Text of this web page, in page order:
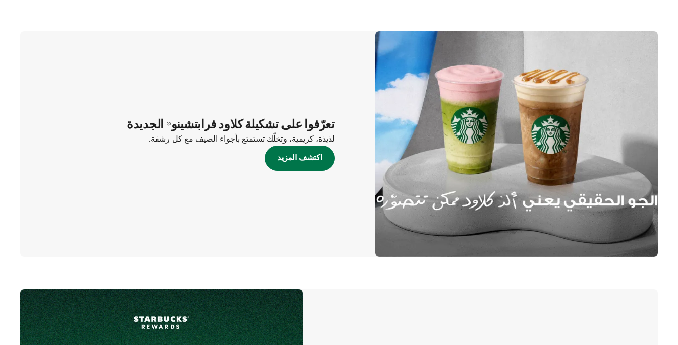
تعرّفوا على تشكيلة كلاود فرابتشينو® الجديدة
لذيذة، كريمية، وتخلّك تستمتع بأجواء الصيف مع كل رشفة.
اكتشف المزيد